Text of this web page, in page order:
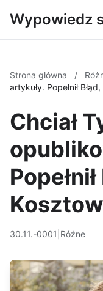
Wypowiedz
Strona główna /
artykuły. Popełnił
Chciał
30.11.-0001 Różne